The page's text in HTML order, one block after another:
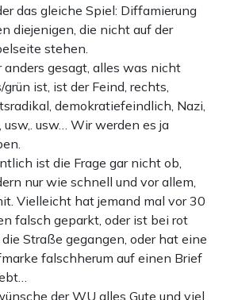
das gleiche Spiel: Diffamierung
diejenigen, die nicht auf der
stehen.
anders gesagt, alles was nicht
grün ist, ist der Feind, rechts,
demokratiefeindlich, Nazi,
usw,. usw… Wir werden es ja
ist die Frage gar nicht ob,
nur wie schnell und vor allem,
Vielleicht hat jemand mal vor 30
falsch geparkt, oder ist bei rot
die Straße gegangen, oder hat eine
falschherum auf einen Brief
der WU alles Gute und viel